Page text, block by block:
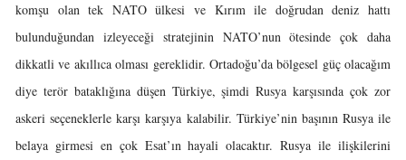
komşu olan tek NATO ülkesi ve Kırım ile doğrudan deniz hattı
bulunduğundan izleyeceği stratejinin NATO’nun ötesinde çok daha
dikkatli ve akıllıca olması gereklidir. Ortadoğu’da bölgesel güç olacağım
diye terör bataklığına düşen Türkiye, şimdi Rusya karşısında çok zor
askeri seçeneklerle karşı karşıya kalabilir. Türkiye’nin başının Rusya ile
belaya girmesi en çok Esat’ın hayali olacaktır. Rusya ile ilişkilerini